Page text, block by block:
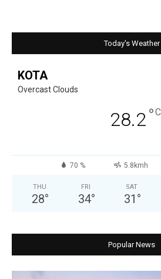
Today's Weather
KOTA
Overcast Clouds
28.2°C
70 % 5.8kmh
THU
28°
FRI
34°
SAT
31 °
Popular News